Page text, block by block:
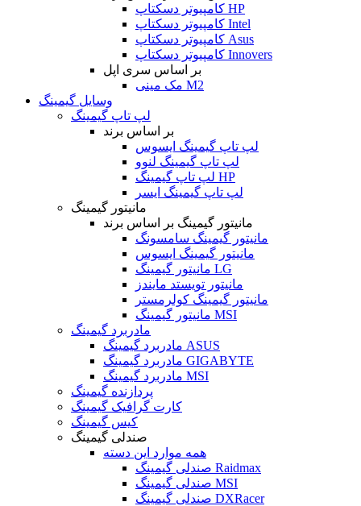
کامپیوتر دسکتاپ HP
کامپیوتر دسکتاپ Intel
کامپیوتر دسکتاپ Asus
کامپیوتر دسکتاپ Innovers
بر اساس سری اپل
مک مینی M2
وسایل گیمینگ
لپ تاپ گیمینگ
بر اساس برند
لپ تاپ گیمینگ ایسوس
لپ تاپ گیمینگ لنوو
لپ تاپ گیمینگ HP
لپ تاپ گیمینگ ایسر
مانیتور گیمینگ
مانیتور گیمینگ بر اساس برند
مانیتور گیمینگ سامسونگ
مانیتور گیمینگ ایسوس
مانیتور گیمینگ LG
مانیتور تویستد مایندز
مانیتور گیمینگ کولرمستر
مانیتور گیمینگ MSI
مادربرد گیمینگ
مادربرد گیمینگ ASUS
مادربرد گیمینگ GIGABYTE
مادربرد گیمینگ MSI
پردازنده گیمینگ
کارت گرافیک گیمینگ
کیس گیمینگ
صندلی گیمینگ
همه موارد این دسته
صندلی گیمینگ Raidmax
صندلی گیمینگ MSI
صندلی گیمینگ DXRacer